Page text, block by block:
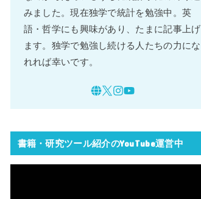
みました。現在独学で統計を勉強中。英
語・哲学にも興味があり、たまに記事上げ
ます。独学で勉強し続ける人たちの力にな
れれば幸いです。
書籍・研究ツール紹介のYouTube運営中